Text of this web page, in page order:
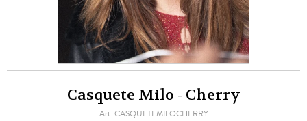
Casquete Milo - Cherry
CASQUETEMILOCHERRY